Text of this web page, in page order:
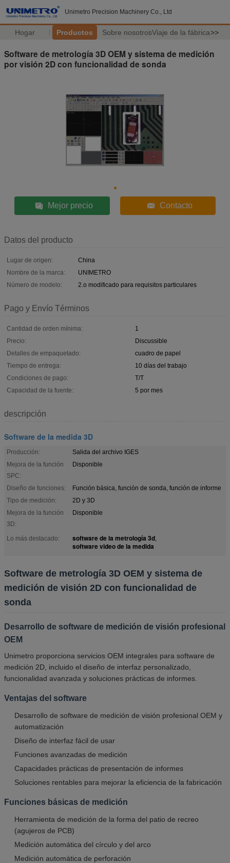
Unimetro Precision Machinery Co., Ltd
Hogar Productos Sobre nosotrosViaje de la fábrica>>
Software de metrología 3D OEM y sistema de medición
por visión 2D con funcionalidad de sonda
Mejor precio Contacto
Datos del producto
Lugar de origen:
China
Nombre de la marca:
UNIMETRO
Número de modelo:
2.o modificado para requisitos particulares
Pago y Envío Términos
Cantidad de orden mínima:
1
Precio:
Discussible
Detalles de empaquetado:
cuadro de papel
Tiempo de entrega:
10 días del trabajo
Condiciones de pago:
T/T
Capacidad de la fuente:
5 por mes
descripción
Software de la medida 3D
Producción:
Salida del archivo IGES
Mejora de la función
SPC:
Disponible
Diseño de funciones:
Función básica, función de sonda, función de informe
Tipo de medición:
2D y 3D
Mejora de la función
3D:
Disponible
Lo más destacado: software de la metrología 3d,
software video de la medida
Software de metrología 3D OEM y sistema de
medición de visión 2D con funcionalidad de
sonda
Desarrollo de software de medición de visión profesional
OEM
Unimetro proporciona servicios OEM integrales para software de
medición 2D, incluido el diseño de interfaz personalizado,
funcionalidad avanzada y soluciones prácticas de informes.
Ventajas del software
Desarrollo de software de medición de visión profesional OEM y
automatización
Diseño de interfaz fácil de usar
Funciones avanzadas de medición
Capacidades prácticas de presentación de informes
Soluciones rentables para mejorar la eficiencia de la fabricación
Funciones básicas de medición
Herramienta de medición de la forma del patio de recreo
(agujeros de PCB)
Medición automática del círculo y del arco
Medición automática de perforación